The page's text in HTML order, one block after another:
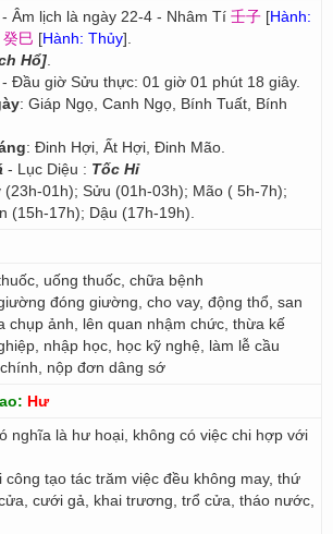
Âm lịch là ngày 22-4 - Nhâm Tí 壬子 [Hành:
癸巳 [Hành: Thủy].
Hổ]
Đầu giờ Sửu thực: 01 giờ 01 phút 18 giây.
: Giáp Ngọ, Canh Ngọ, Bính Tuất, Bính
: Đinh Hợi, Ất Hợi, Đinh Mão.
- Lục Diệu : Tốc Hỉ
(23h-01h); Sửu (01h-03h); Mão ( 5h-7h);
(15h-17h); Dậu (17h-19h).
uống thuốc, chữa bệnh
đóng giường, cho vay, động thổ, san
chụp ảnh, lên quan nhậm chức, thừa kế
nhập học, học kỹ nghệ, làm lễ cầu
nộp đơn dâng sớ
Hư
nghĩa là hư hoại, không có việc chi hợp với
công tạo tác trăm việc đều không may, thứ
cưới gả, khai trương, trổ cửa, tháo nước,